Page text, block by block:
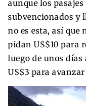
aunque los
subvencionados y
no es esta, así que
pidan US$10 para
luego de unos días
US$3 para